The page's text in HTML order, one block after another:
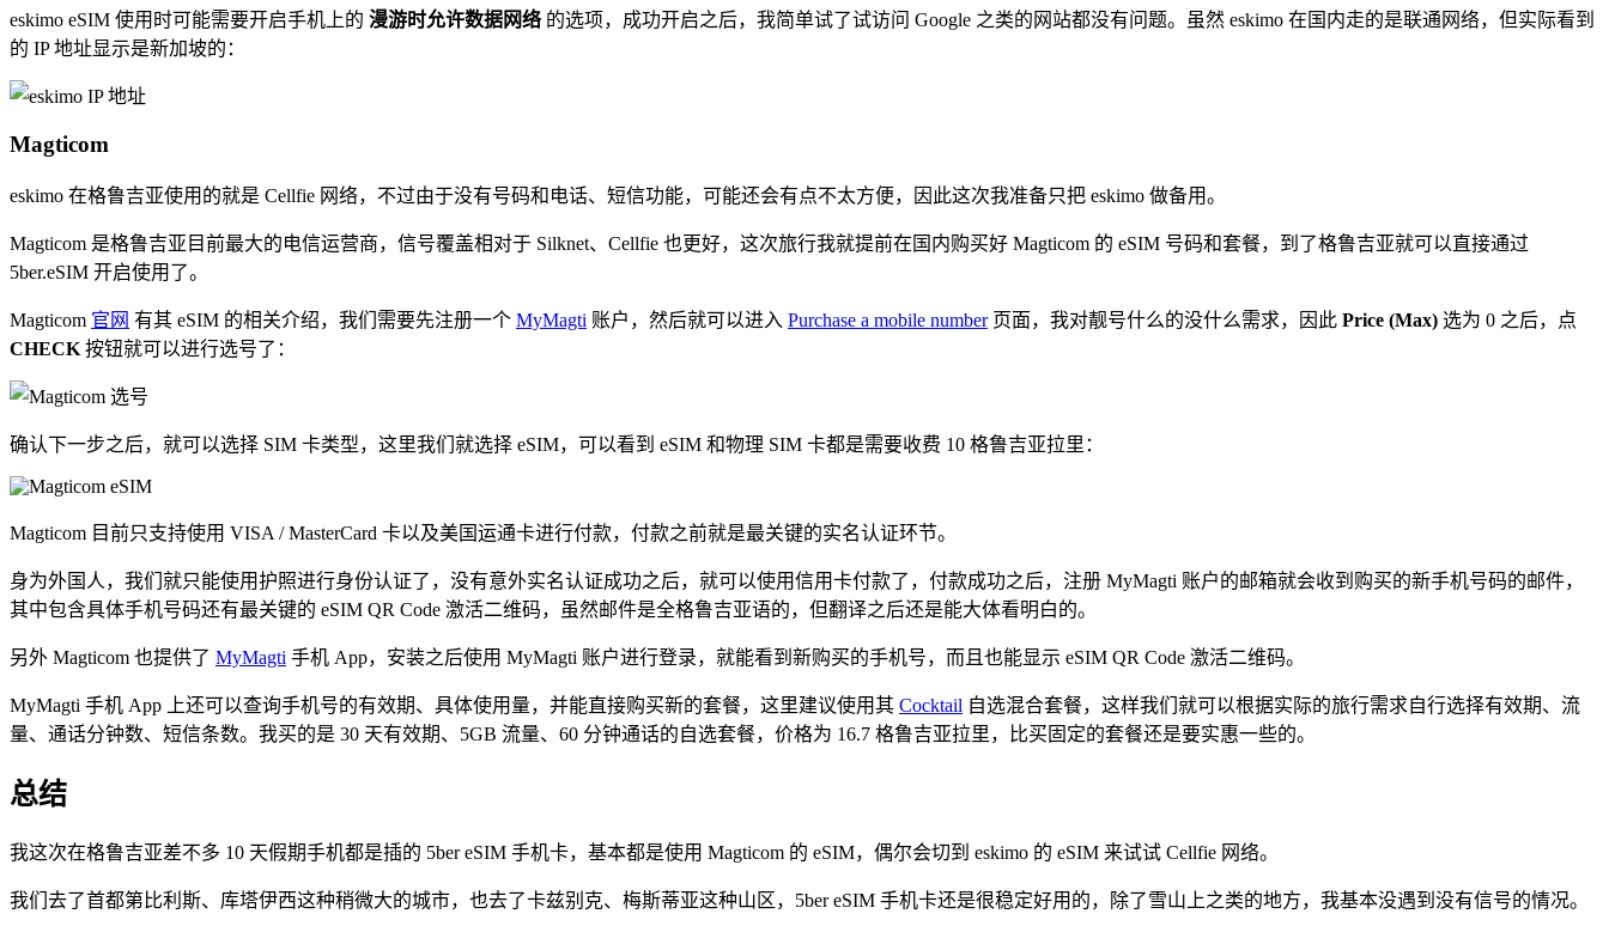
eskimo eSIM 使用时可能需要开启手机上的 漫游时允许数据网络 的选项，成功开启之后，我简单试了试访问 Google 之类的网站都没有问题。虽然 eskimo 在国内走的是联通网络，但实际看到
的 IP 地址显示是新加坡的：
Magticom
eskimo 在格鲁吉亚使用的就是 Cellfie 网络，不过由于没有号码和电话、短信功能，可能还会有点不太方便，因此这次我准备只把 eskimo 做备用。
Magticom 是格鲁吉亚目前最大的电信运营商，信号覆盖相对于 Silknet、Cellfie 也更好，这次旅行我就提前在国内购买好 Magticom 的 eSIM 号码和套餐，到了格鲁吉亚就可以直接通过
5ber.eSIM 开启使用了。
Magticom 官网 有其 eSIM 的相关介绍，我们需要先注册一个 MyMagti 账户，然后就可以进入 Purchase a mobile number页面，我对靓号什么的没什么需求，因此 Price (Max) 选为 0 之后，点
CHECK 按钮就可以进行选号了：
确认下一步之后，就可以选择 SIM 卡类型，这里我们就选择 eSIM，可以看到 eSIM 和物理 SIM 卡都是需要收费 10 格鲁吉亚拉里：
Magticom 目前只支持使用 VISA / MasterCard 卡以及美国运通卡进行付款，付款之前就是最关键的实名认证环节。
身为外国人，我们就只能使用护照进行身份认证了，没有意外实名认证成功之后，就可以使用信用卡付款了，付款成功之后，注册 MyMagti 账户的邮箱就会收到购买的新手机号码的邮件，
其中包含具体手机号码还有最关键的 eSIM QR Code 激活二维码，虽然邮件是全格鲁吉亚语的，但翻译之后还是能大体看明白的。
另外 Magticom 也提供了 MyMagti 手机 App，安装之后使用 MyMagti 账户进行登录，就能看到新购买的手机号，而且也能显示 eSIM QR Code 激活二维码。
MyMagti 手机 App 上还可以查询手机号的有效期、具体使用量，并能直接购买新的套餐，这里建议使用其 Cocktail 自选混合套餐，这样我们就可以根据实际的旅行需求自行选择有效期、流
量、通话分钟数、短信条数。我买的是 30 天有效期、5GB 流量、60 分钟通话的自选套餐，价格为 16.7 格鲁吉亚拉里，比买固定的套餐还是要实惠一些的。
总结
我这次在格鲁吉亚差不多 10 天假期手机都是插的 5ber eSIM 手机卡，基本都是使用 Magticom 的 eSIM，偶尔会切到 eskimo 的 eSIM 来试试 Cellfie 网络。
我们去了首都第比利斯、库塔伊西这种稍微大的城市，也去了卡兹别克、梅斯蒂亚这种山区，5ber eSIM 手机卡还是很稳定好用的，除了雪山上之类的地方，我基本没遇到没有信号的情况。